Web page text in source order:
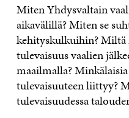
Miten Yhdysvaltain
aikavälillä? Miten se
kehityskulkuihin? Miltä
tulevaisuus vaalien
maailmalla?
tulevaisuuteen liittyy?
tulevaisuudessa